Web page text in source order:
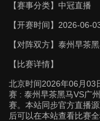
【赛事分类】 中冠直播
【开赛时间】 2026-06-
【对阵双方】 泰州早茶
【比赛详情】
北京时间2026年06月03
赛 : 泰州早茶黑马VS广
赛。本站同步官方直播
后可以在本站查看比赛